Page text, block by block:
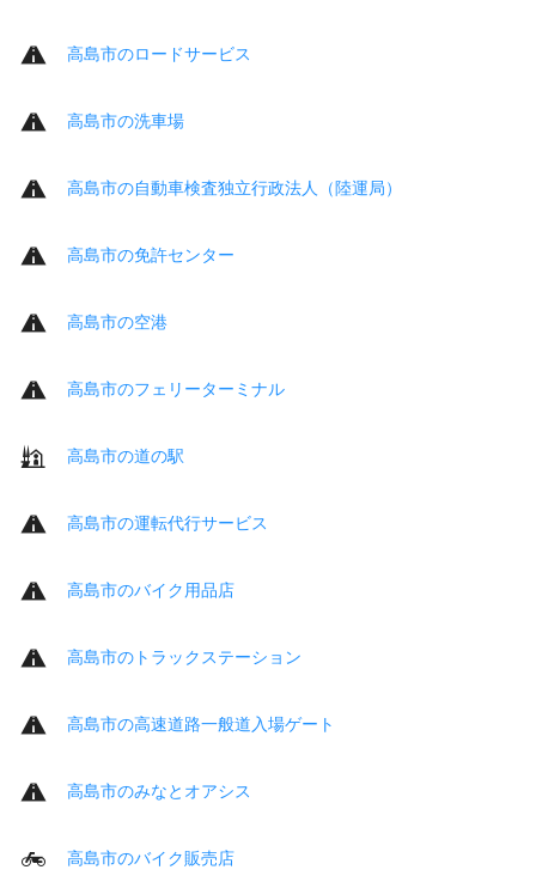
高島市のロードサービス
高島市の洗車場
高島市の自動車検査独立行政法人（陸運局）
高島市の免許センター
高島市の空港
高島市のフェリーターミナル
高島市の道の駅
高島市の運転代行サービス
高島市のバイク用品店
高島市のトラックステーション
高島市の高速道路一般道入場ゲート
高島市のみなとオアシス
高島市のバイク販売店